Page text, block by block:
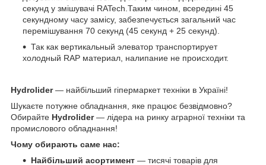
секунд у змішувачі RATech.Таким чином, всередині 45
секундному часу замісу, забезпечується загальний час
перемішування 70 секунд (45 секунд + 25 секунд).
Так как вертикальный элеватор транспортирует
холодный RAP материал, налипание не происходит.
Hydrolider— найбільший гіпермаркет техніки в Україні!
Шукаєте потужне обладнання, яке працює безвідмовно?
Обирайте Hydrolider— лідера на ринку аграрної техніки та
промислового обладнання!
Чому обирають саме нас:
Найбільший асортимент — тисячі товарів для